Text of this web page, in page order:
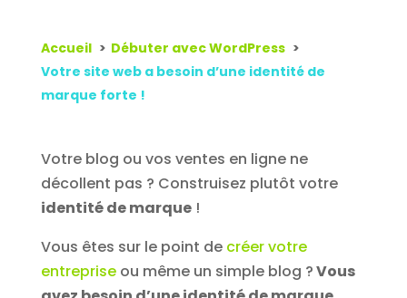
Accueil
Débuter avec WordPress
Votre site web a besoin d’une identité de
marque forte !
Votre blog ou vos ventes en ligne ne
décollent pas ? Construisez plutôt votre
identité de marque!
Vous êtes sur le point de créer votre
entrepriseou même un simple blog ?Vous